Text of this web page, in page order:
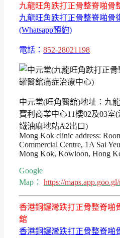
九龍旺角跌打正骨整脊啪骨
九龍旺角跌打正骨整脊啪骨
(Whatsapp預約)
電話： 852-28021198
中元堂(旺角醫舘)地址：九
寶利商業中心11樓02及03室
鐵油麻地站A2出口)
Mong Kok clinic address:
Commercial Centre, 1A Sai
Mong Kok, Kowloon, Hong
Google
Map： https://
香港銅鑼灣跌打正骨整脊啪
舘
香港銅鑼灣跌打正骨整脊啪